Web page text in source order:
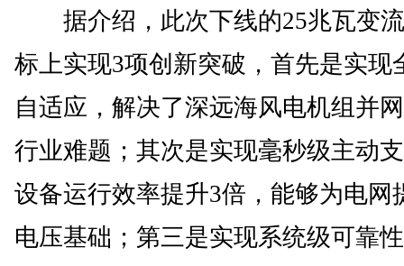
据介绍，此次下线的25兆瓦变流
标上实现3项创新突破，首先是实现
自适应，解决了深远海风电机组并
行业难题；其次是实现毫秒级主动
设备运行效率提升3倍，能够为电网
电压基础；第三是实现系统级可靠